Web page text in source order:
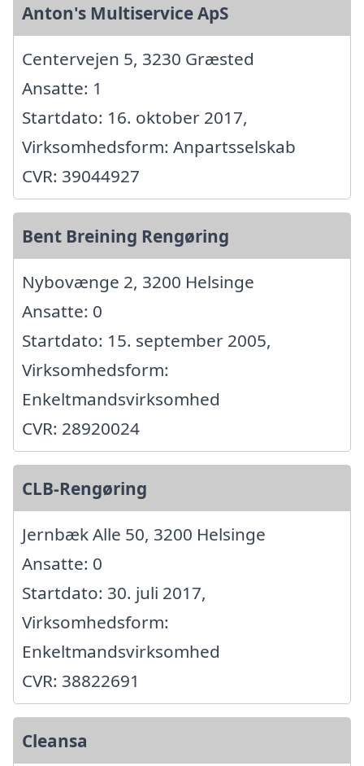
Anton's Multiservice ApS
Centervejen 5, 3230 Græsted
Ansatte: 1
Startdato: 16. oktober 2017,
Virksomhedsform: Anpartsselskab
CVR: 39044927
Bent Breining Rengøring
Nybovænge 2, 3200 Helsinge
Ansatte: 0
Startdato: 15. september 2005,
Virksomhedsform:
Enkeltmandsvirksomhed
CVR: 28920024
CLB-Rengøring
Jernbæk Alle 50, 3200 Helsinge
Ansatte: 0
Startdato: 30. juli 2017,
Virksomhedsform:
Enkeltmandsvirksomhed
CVR: 38822691
Cleansa